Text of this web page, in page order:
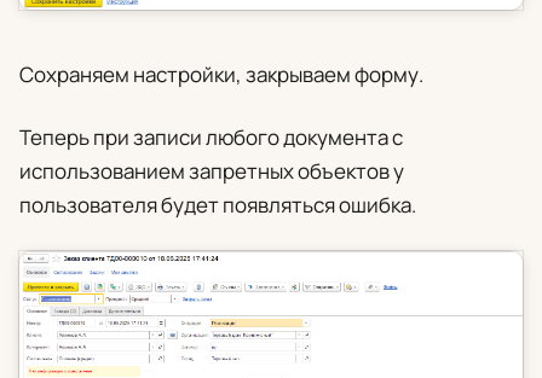
Сохраняем настройки, закрываем форму.
Теперь при записи любого документа с
использованием запретных объектов у
пользователя будет появляться ошибка.